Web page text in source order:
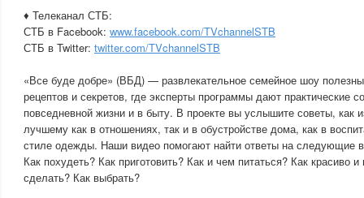
♦ Телеканал СТБ:
СТБ в Facebook: www.facebook.com/TVchannelSTB
СТБ в Twitter: twitter.com/TVchannelSTB
«Все буде добре» (ВБД) — развлекательное семейное шоу
рецептов и секретов, где эксперты программы дают практические
повседневной жизни и в быту. В проекте вы услышите советы, как
лучшему как в отношениях, так и в обустройстве дома, как в
стиле одежды. Наши видео помогают найти ответы на следующие
Как похудеть? Как приготовить? Как и чем питаться? Как красиво
сделать? Как выбрать?